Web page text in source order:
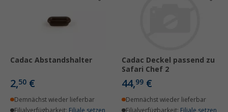
Cadac Abstandshalter
2,50 €
Demnächst wieder lieferbar
Filialverfügbarkeit: Filiale setzen
Cadac Deckel passend zu
Safari Chef 2
44,99 €
Demnächst wieder lieferbar
Filialverfügbarkeit: Filiale setzen